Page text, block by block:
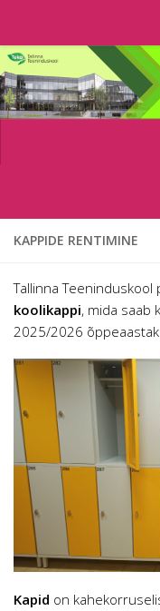
KAPPIDE RENTIMINE
Tallinna
koolikappi, mida saab
2025/2026
Kapid on